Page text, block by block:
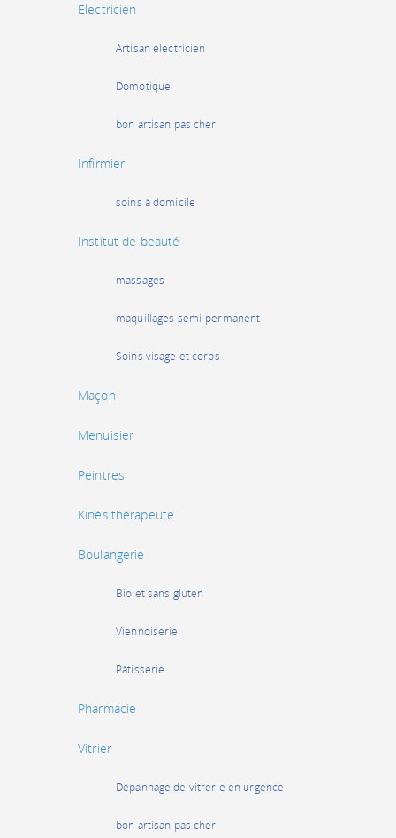
Electricien
Artisan électricien
Domotique
bon artisan pas cher
Infirmier
soins à domicile
Institut de beauté
massages
maquillages semi-permanent
Soins visage et corps
Maçon
Menuisier
Peintres
Kinésithérapeute
Boulangerie
Bio et sans gluten
Viennoiserie
Pâtisserie
Pharmacie
Vitrier
Dépannage de vitrerie en urgence
bon artisan pas cher